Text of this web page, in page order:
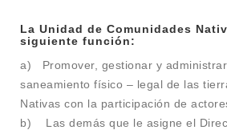
La Unidad de Comunidades
siguiente función:
a) Promover, gestionar y
saneamiento físico – legal de las
Nativas con la participación de
b) Las demás que le asigne el